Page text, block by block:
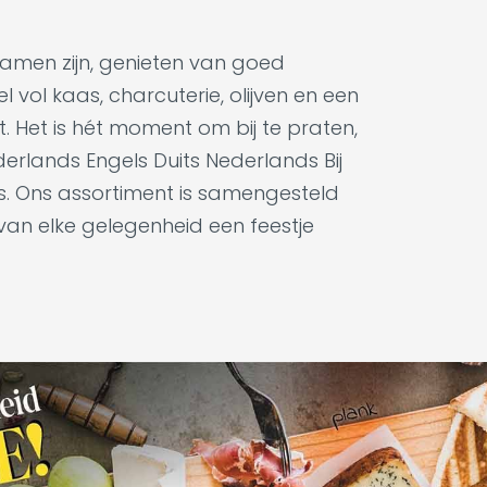
zijn, genieten van goed
vol kaas, charcuterie, olijven en een
Het is hét moment om bij te praten,
Engels Duits Nederlands Bij
Ons assortiment is samengesteld
elke gelegenheid een feestje